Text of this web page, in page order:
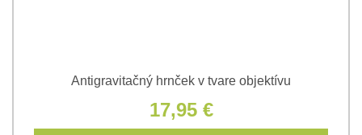
Antigravitačný hrnček v tvare objektívu
17,95 €